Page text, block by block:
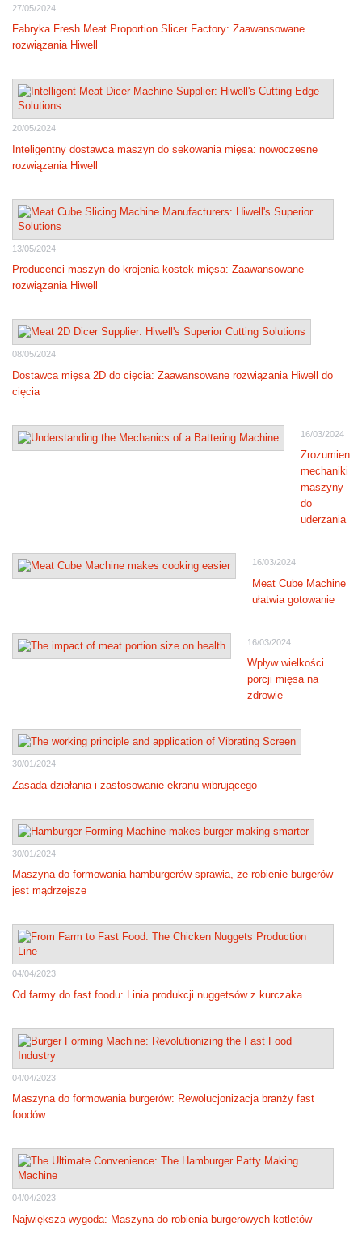
27/05/2024
Fabryka Fresh Meat Proportion Slicer Factory: Zaawansowane
rozwiązania Hiwell
20/05/2024
Inteligentny dostawca maszyn do sekowania mięsa: nowoczesne
rozwiązania Hiwell
13/05/2024
Producenci maszyn do krojenia kostek mięsa: Zaawansowane
rozwiązania Hiwell
08/05/2024
Dostawca mięsa 2D do cięcia: Zaawansowane rozwiązania Hiwell do
cięcia
16/03/2024
Zrozumienie
mechaniki
maszyny
do
uderzania
16/03/2024
Meat Cube Machine
ułatwia gotowanie
16/03/2024
Wpływ wielkości
porcji mięsa na
zdrowie
30/01/2024
Zasada działania i zastosowanie ekranu wibrującego
30/01/2024
Maszyna do formowania hamburgerów sprawia, że robienie burgerów
jest mądrzejsze
04/04/2023
Od farmy do fast foodu: Linia produkcji nuggetsów z kurczaka
04/04/2023
Maszyna do formowania burgerów: Rewolucjonizacja branży fast
foodów
04/04/2023
Największa wygoda: Maszyna do robienia burgerowych kotletów